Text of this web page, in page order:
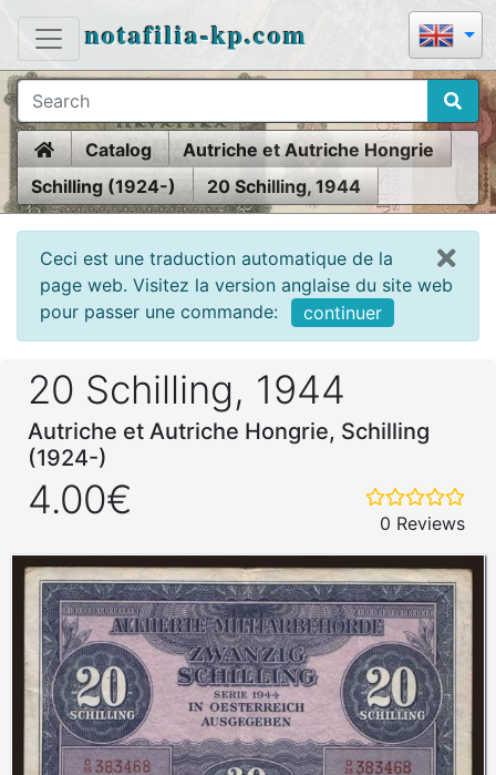
notafilia-kp.com
HomeCatalog
Autriche et Autriche Hongrie
Schilling (1924-)
20 Schilling, 1944
Ceci est une traduction automatique de la
page web. Visitez la version anglaise du site web
pour passer une commande:
continuer
20 Schilling, 1944
Autriche et Autriche Hongrie, Schilling
(1924-)
4.00€
0 Reviews